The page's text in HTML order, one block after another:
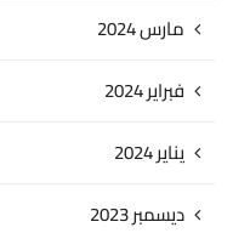
مارس 2024
فبراير 2024
يناير 2024
ديسمبر 2023